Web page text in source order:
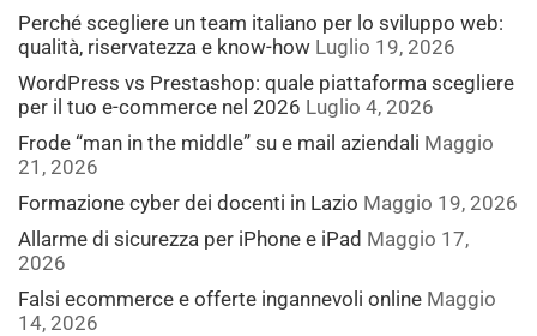
Perché scegliere un team italiano per lo sviluppo web:
qualità, riservatezza e know-how Luglio 19, 2026
WordPress vs Prestashop: quale piattaforma scegliere
per il tuo e-commerce nel 2026 Luglio 4, 2026
Frode “man in the middle” su e mail aziendali Maggio
21, 2026
Formazione cyber dei docenti in Lazio Maggio 19, 2026
Allarme di sicurezza per iPhone e iPad Maggio 17,
2026
Falsi ecommerce e offerte ingannevoli online Maggio
14, 2026